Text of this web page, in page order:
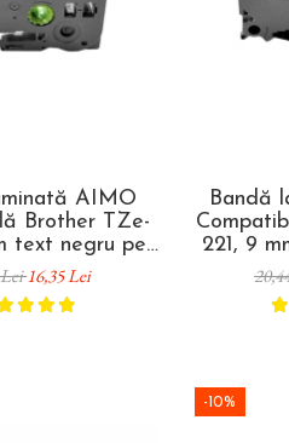
AIMO
Brother TZe-
text negru pe
identificare
și
profesională
Lei16,35 Lei
Bandă
221, 9
alb,
birou,
-10%